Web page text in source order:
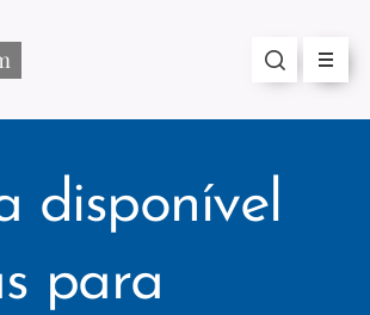
disponível
para